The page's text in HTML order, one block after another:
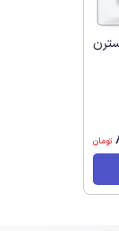
وسترن
تومان